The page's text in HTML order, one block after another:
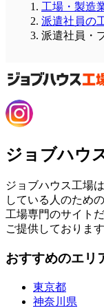
工場・製造
派遣社員の
派遣社員・
ジョブハウ
ジョブハウス工場
している人のため
工場専門のサイト
ご提供しております
おすすめのエリ
東京都
神奈川県